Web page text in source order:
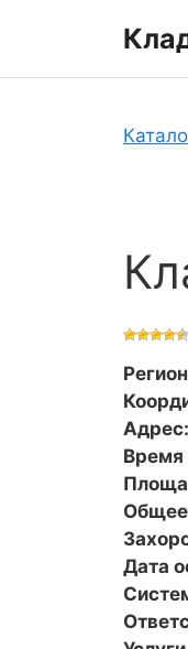
Адрес:
Время
Общее
Дата